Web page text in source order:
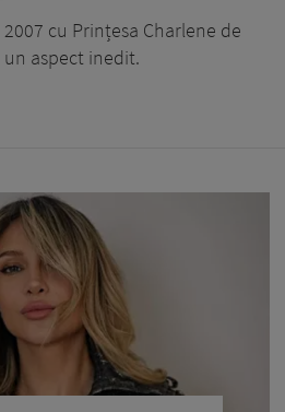
cu Prințesa Charlene de
un aspect inedit.